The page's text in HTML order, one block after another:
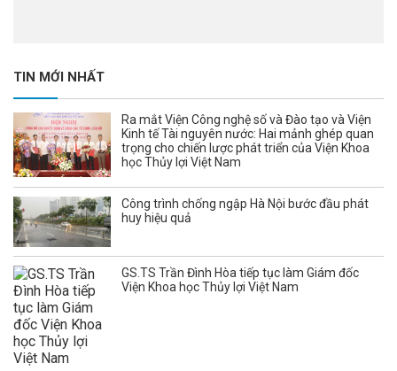
TIN MỚI NHẤT
Ra mắt Viện Công nghệ số và Đào tạo và Viện
Kinh tế Tài nguyên nước: Hai mảnh ghép quan
trọng cho chiến lược phát triển của Viện Khoa
học Thủy lợi Việt Nam
Công trình chống ngập Hà Nội bước đầu phát
huy hiệu quả
GS.TS Trần Đình Hòa tiếp tục làm Giám đốc
Viện Khoa học Thủy lợi Việt Nam